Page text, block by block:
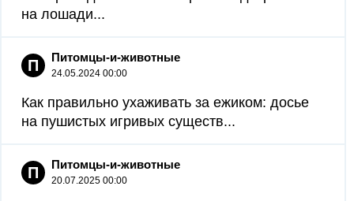
на лошади...
П Питомцы-и-животные
24.05.2024 00:00
Как правильно ухаживать за ежиком: досье
на пушистых игривых существ...
П Питомцы-и-животные
20.07.2025 00:00